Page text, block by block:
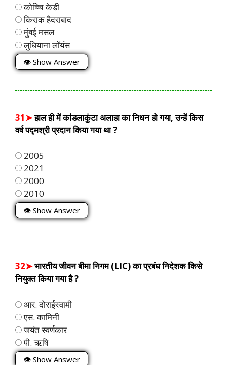
कोच्चि केडी
किराक हैदराबाद
मुंबई मसल
लुधियाना लॉयंस
👁 Show Answer
31➤हाल ही में कांडलाकुंटा अलाहा का निधन हो गया, उन्हें किस
वर्ष पद्मश्री प्रदान किया गया था ?
2005
2021
2000
2010
👁 Show Answer
32➤भारतीय जीवन बीमा निगम (LIC) का प्रबंध निदेशक किसे
नियुक्त किया गया है ?
आर. दोराईस्वामी
एस. कामिनी
जयंत स्वर्णकार
पी. ऋषि
👁 Show Answer